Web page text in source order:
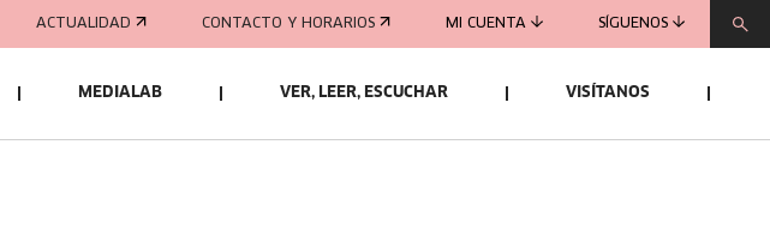
ACTUALIDAD CONTACTO Y HORARIOS MI CUENTA SÍGUENOS
MEDIALAB VER, LEER, ESCUCHAR VISÍTANOS